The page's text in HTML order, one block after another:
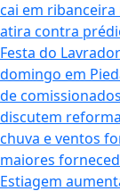
cai em ribanceira
atira contra
Festa do
domingo em
de
discutem
chuva e ventos
maiores
Estiagem